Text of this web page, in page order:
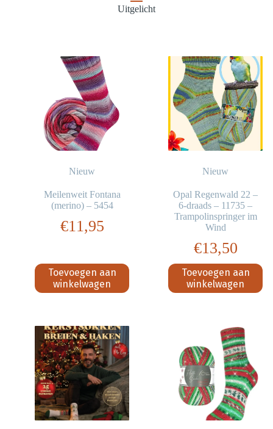
Uitgelicht
Nieuw
Meilenweit Fontana
(merino) – 5454
€11,95
Toevoegen aan
winkelwagen
Nieuw
Opal Regenwald 22 –
6-draads – 11735 –
Trampolinspringer im
Wind
€13,50
Toevoegen aan
winkelwagen